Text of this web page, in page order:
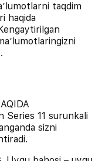
taqdim
haqida
Series 11 surunkali
sizni